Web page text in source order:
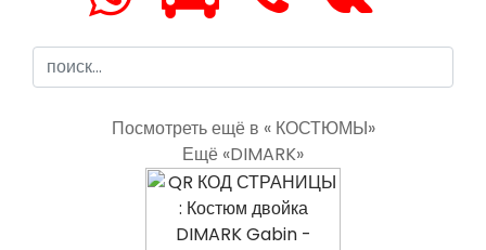
Посмотреть ещё в « КОСТЮМЫ»
Ещё «DIMARK»